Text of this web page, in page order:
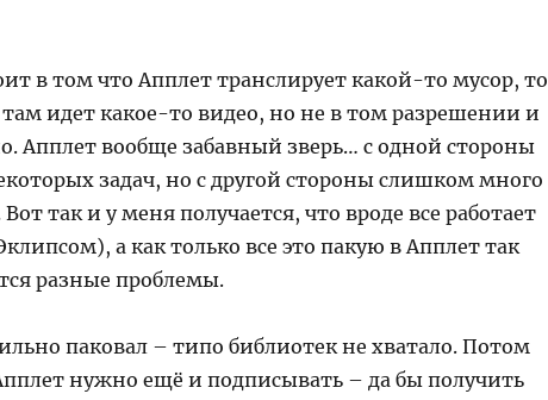
в том что Апплет транслирует какой-то мусор, то
там идет какое-то видео, но не в том разрешении и
Апплет вообще забавный зверь… с одной стороны
задач, но с другой стороны слишком много
так и у меня получается, что вроде все работает
а как только все это пакую в Апплет так
разные проблемы.
паковал – типо библиотек не хватало. Потом
нужно ещё и подписывать – да бы получить